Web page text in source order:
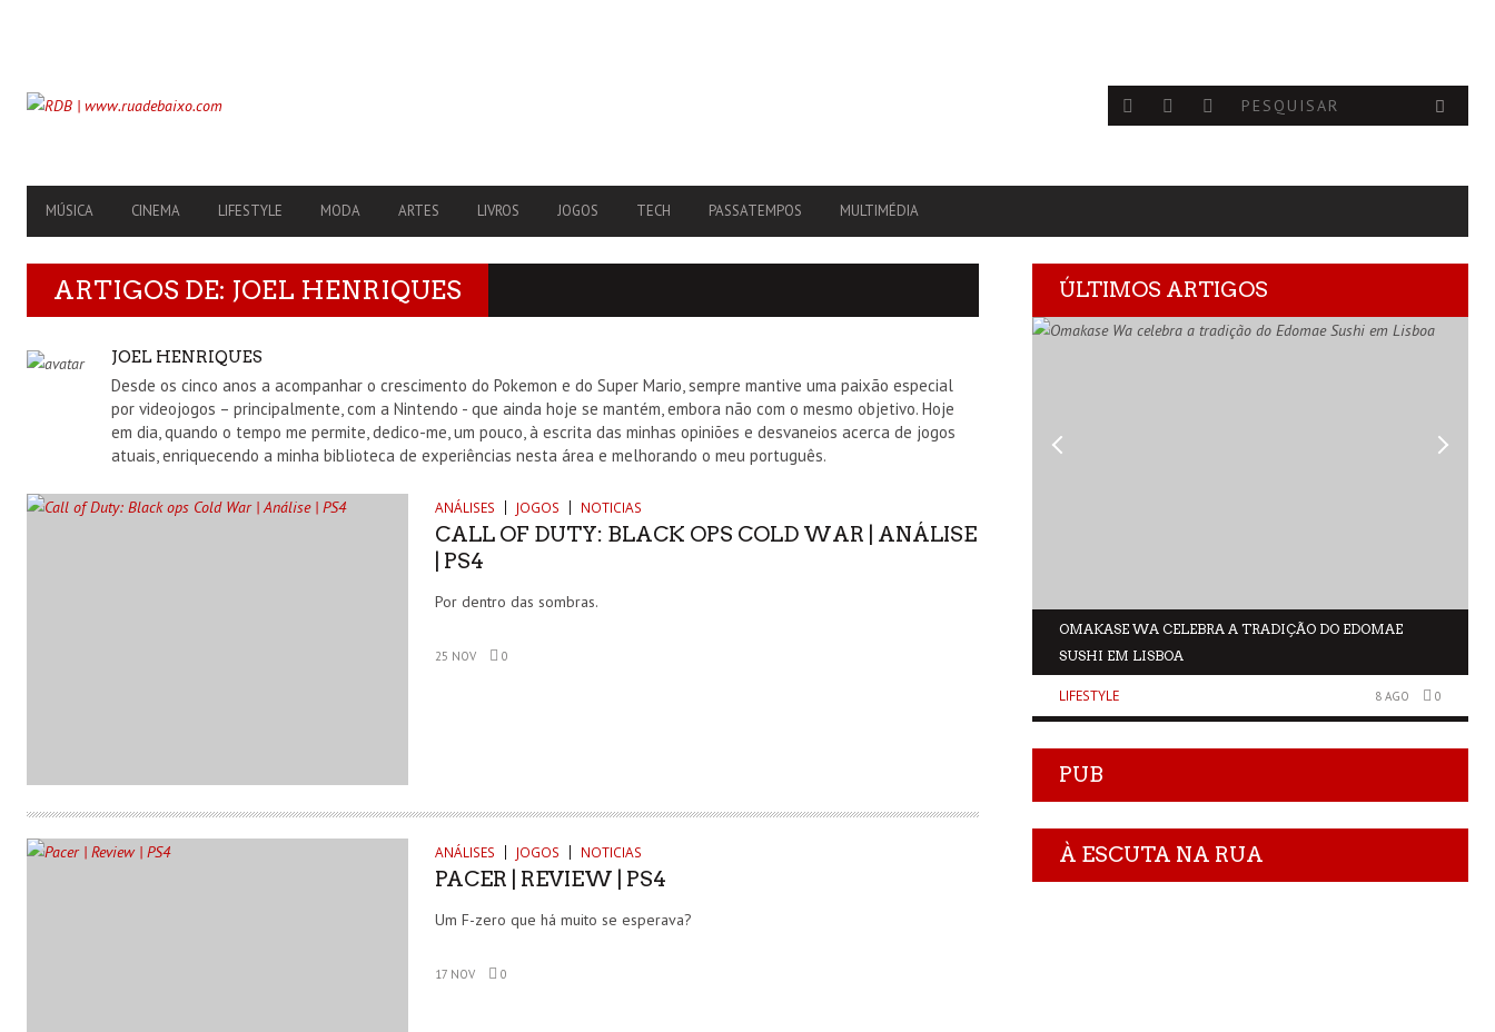
PRIMARY
NAVIGATION
MÚSICA CINEMA LIFESTYLE MODA ARTES LIVROS JOGOS TECH PASSATEMPOS MULTIMÉDIA
ARTIGOS DE: JOEL HENRIQUES
AUTHOR
JOEL HENRIQUES
Desde os cinco anos a acompanhar o crescimento do Pokemon e do Super Mario, sempre mantive uma paixão especial
por videojogos – principalmente, com a Nintendo - que ainda hoje se mantém, embora não com o mesmo objetivo. Hoje
em dia, quando o tempo me permite, dedico-me, um pouco, à escrita das minhas opiniões e desvaneios acerca de jogos
atuais, enriquecendo a minha biblioteca de experiências nesta área e melhorando o meu português.
ANÁLISES JOGOS NOTICIAS
CALL OF DUTY: BLACK OPS COLD WAR | ANÁLISE
| PS4
Por dentro das sombras.
25 NOV 0
ANÁLISES JOGOS NOTICIAS
PACER | REVIEW | PS4
Um F-zero que há muito se esperava?
17 NOV 0
ÚLTIMOS ARTIGOS
OMAKASE WA CELEBRA A TRADIÇÃO DO EDOMAE
SUSHI EM LISBOA
LIFESTYLE 8 AGO 0
PUB
À ESCUTA NA RUA